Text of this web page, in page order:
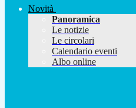
Novità
Panoramica
Le notizie
Le circolari
Calendario eventi
Albo online